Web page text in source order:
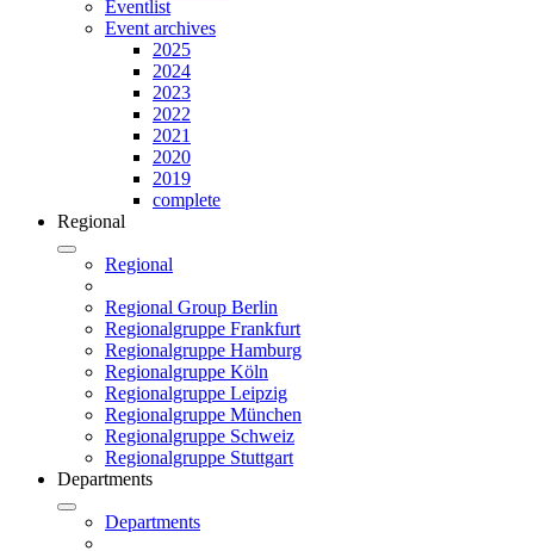
Eventlist
Event archives
2025
2024
2023
2022
2021
2020
2019
complete
Regional
Regional
Regional Group Berlin
Regionalgruppe Frankfurt
Regionalgruppe Hamburg
Regionalgruppe Köln
Regionalgruppe Leipzig
Regionalgruppe München
Regionalgruppe Schweiz
Regionalgruppe Stuttgart
Departments
Departments